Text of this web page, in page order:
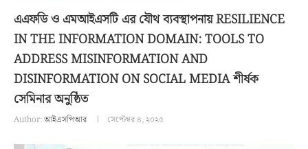
এএফডি ও এমআইএসটি এর যৌথ ব্যবস্থাপনায় RESILIENCE
IN THE INFORMATION DOMAIN: TOOLS TO
ADDRESS MISINFORMATION AND
DISINFORMATION ON SOCIAL MEDIA শীর্ষক
সেমিনার অনুষ্ঠিত
Author:আইএসপিআর সেপ্টেম্বর ৪, ২০২৫